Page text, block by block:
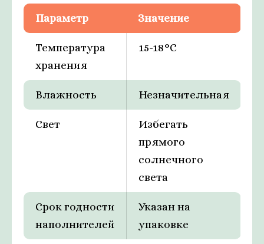
Параметр Значение
Температура
хранения
15-18°C
Влажность Незначительная
Свет
Избегать
прямого
солнечного
света
Срок годности
наполнителей
Указан на
упаковке